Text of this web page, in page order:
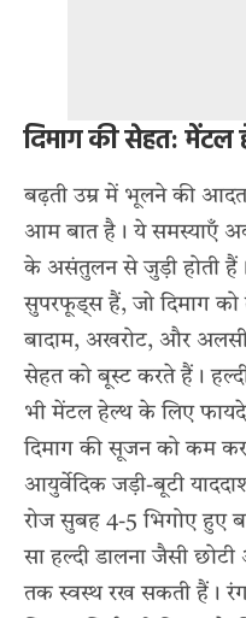
दिमाग की सेहत:
बढ़ती उम्र में भूलने की
आम बात है। ये समस्याएँ
के असंतुलन से जुड़ी होती
सुपरफूड्स हैं, जो दिमाग
बादाम, अखरोट, और
सेहत को बूस्ट करते हैं।
भी मेंटल हेल्थ के लिए
दिमाग की सूजन को कम
आयुर्वेदिक जड़ी-बूटी
रोज सुबह 4-5 भिगोए हुए
सा हल्दी डालना जैसी
तक स्वस्थ रख सकती हैं।